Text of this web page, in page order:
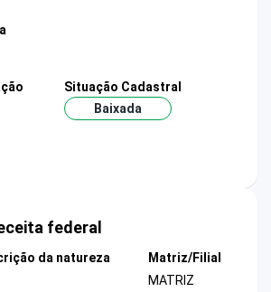
Situação Cadastral
Baixada
federal
da natureza
Matriz/Filial
MATRIZ